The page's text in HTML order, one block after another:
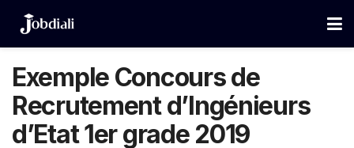
Exemple Concours de
Recrutement d’Ingénieurs
d’Etat 1er grade 2019